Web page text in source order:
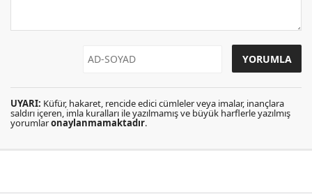
UYARI: Küfür, hakaret, rencide edici cümleler veya imalar, inançlara
saldırı içeren, imla kuralları ile yazılmamış ve büyük harflerle yazılmış
yorumlaronaylanmamaktadır.